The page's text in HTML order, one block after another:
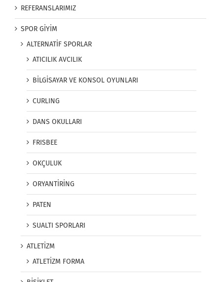
REFERANSLARIMIZ
SPOR GİYİM
ALTERNATİF SPORLAR
ATICILIK AVCILIK
BİLGİSAYAR VE KONSOL OYUNLARI
CURLING
DANS OKULLARI
FRISBEE
OKÇULUK
ORYANTİRİNG
PATEN
SUALTI SPORLARI
ATLETİZM
ATLETİZM FORMA